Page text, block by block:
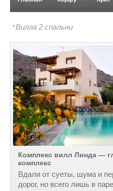
Вилла 2 спальни
Комплекс вилл Линда —
комплекс
Вдали от суеты, шума и
дорог, но всего лишь в